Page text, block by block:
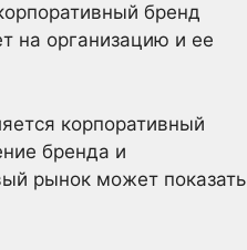
бренд
на организацию и ее
корпоративный
бренда и
рынок может показать